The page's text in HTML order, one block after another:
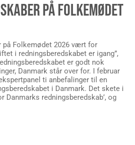
PÅ FOLKEMØDET
på Folkemødet 2026 vært for
i redningsberedskabet er igang”,
er godt nok
Danmark står over for. I februar
ti anbefalinger til en
i Danmark. Det skete i
Danmarks redningsberedskab’, og